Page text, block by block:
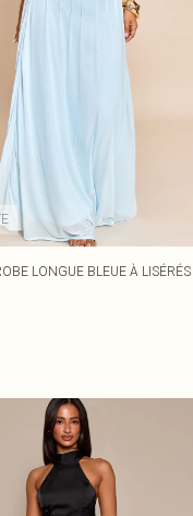
LONGUE BLEUE À LISÉRÉS